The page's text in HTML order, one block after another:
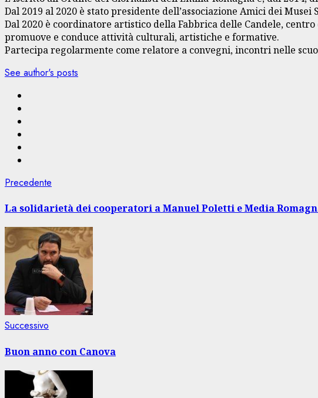
Dal 2019 al 2020 è stato presidente dell’associazione Amici dei
Dal 2020 è coordinatore artistico della Fabbrica delle Candele,
promuove e conduce attività culturali, artistiche e formative.
Partecipa regolarmente come relatore a convegni, incontri nelle
See author's posts
Navigazione
articolo
Precedente
La solidarietà dei cooperatori a Manuel Poletti e Media
Successivo
Buon anno con Canova